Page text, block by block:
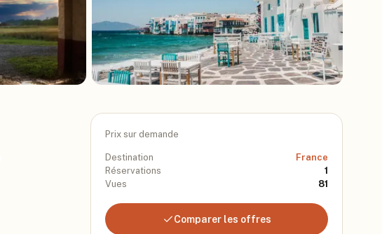
Prix sur demande
Destination
France
Réservations
1
Vues
81
Comparer les offres